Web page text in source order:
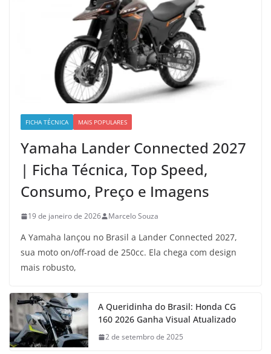
FICHA TÉCNICA MAIS POPULARES
Yamaha Lander Connected 2027
| Ficha Técnica, Top Speed,
Consumo, Preço e Imagens
19 de janeiro de 2026 Marcelo Souza
A Yamaha lançou no Brasil a Lander Connected 2027,
sua moto on/off-road de 250cc. Ela chega com design
mais robusto,
A Queridinha do Brasil: Honda CG
160 2026 Ganha Visual Atualizado
2 de setembro de 2025